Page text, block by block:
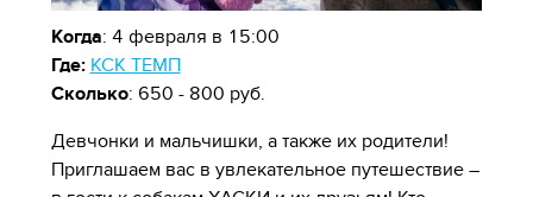
Когда: 4 февраля в 15:00
Где: КСК ТЕМП
Сколько: 650 - 800 руб.
Девчонки и мальчишки, а также их родители!
Приглашаем вас в увлекательное путешествие –